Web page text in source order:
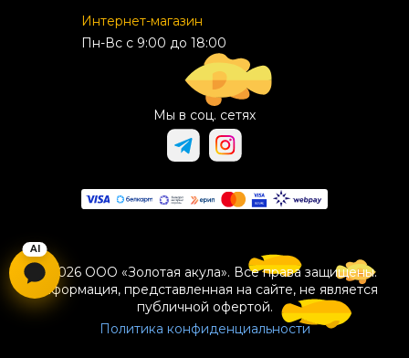
Интернет-магазин
Пн-Вс с 9:00 до 18:00
Мы в соц. сетях
© 2026 ООО «Золотая акула». Все права защищены.
Информация, представленная на сайте, не является
публичной офертой.
Политика конфиденциальности